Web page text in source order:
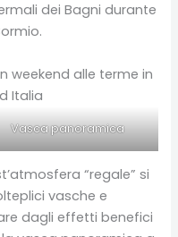
dei Bagni durante
Vasca panoramica
“regale” si
vasche e
dagli effetti benefici